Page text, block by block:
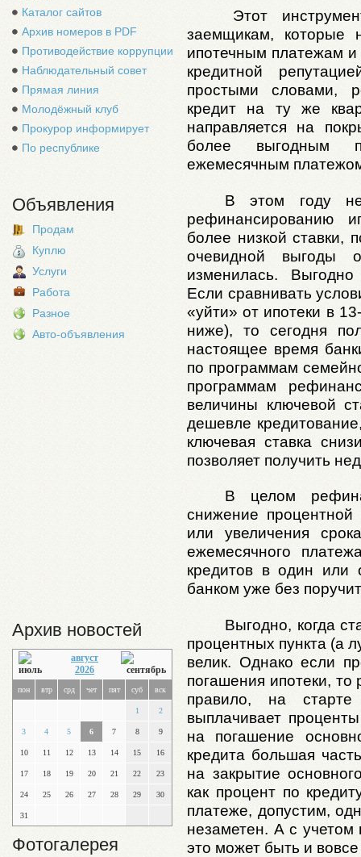
Каталог сайтов
Архив номеров в PDF
Противодействие коррупции
Наблюдательный совет
Прямая линия
Молодёжный клуб
Прокурор информирует
По республике
Объявления
Продам
Куплю
Услуги
Работа
Разное
Авто-объявления
Архив новостей
август
2026
пон втр срд чет пят суб вск
1 2
3 4 5 6 7 8 9
10 11 12 13 14 15 16
17 18 19 20 21 22 23
24 25 26 27 28 29 30
31
Фотогалерея
Этот
заемщикам, которые
ипотечным платежам
кредитной
простыми словами,
кредит на ту же
направляется на
более выгодным
ежемесячным
В этом году
рефинансированию
более низкой ставки,
очевидной выгоды
изменилась.
Если сравнивать
«уйти» от ипотеки в
ниже), то сегодня
настоящее время
по программам
программам
величины ключевой
дешевле
ключевая ставка
позволяет получить
В целом
снижение
или увеличения
ежемесячного
кредитов в один
банком уже без
Выгодно, когда
процентных пункта (а
велик. Однако если
погашения ипотеки,
правило, на
выплачивает
на погашение
кредита большая
на закрытие
как процент по
платеже, допустим,
незаметен. А с
это может быть и